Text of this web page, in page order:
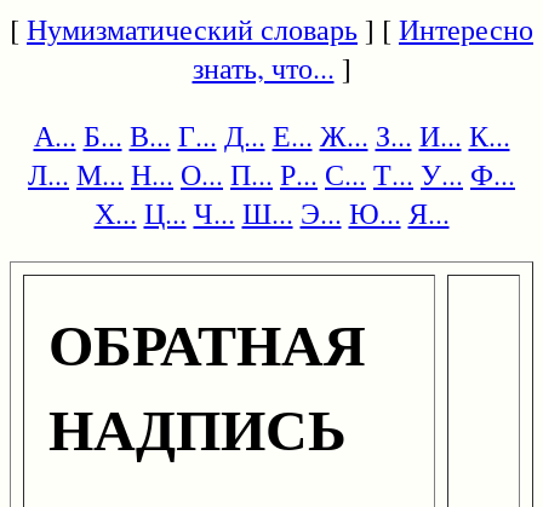
[Нумизматический словарь] [Интересно
знать, что... ]
А... Б... В... Г... Д... Е... Ж... З... И... К...
Л... М... Н... О... П... Р... С... Т... У... Ф...
Х... Ц... Ч... Ш... Э... Ю... Я...
ОБРАТНАЯ
НАДПИСЬ